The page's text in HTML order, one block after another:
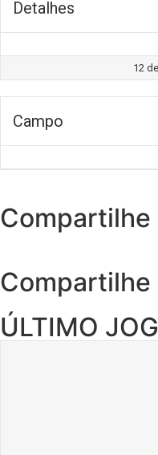
Detalhes
12
Campo
Compartilhe
Compartilhe
ÚLTIMO